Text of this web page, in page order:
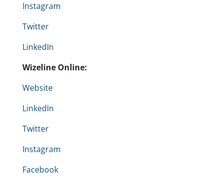
Instagram
Twitter
LinkedIn
Wizeline Online:
Website
LinkedIn
Twitter
Instagram
Facebook